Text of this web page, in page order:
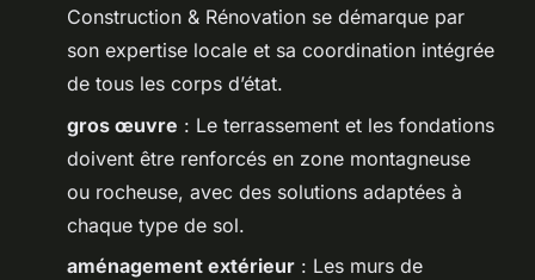
Construction & Rénovation se démarque par
son expertise locale et sa coordination intégrée
de tous les corps d’état.
gros œuvre : Le terrassement et les fondations
doivent être renforcés en zone montagneuse
ou rocheuse, avec des solutions adaptées à
chaque type de sol.
aménagement extérieur : Les murs de